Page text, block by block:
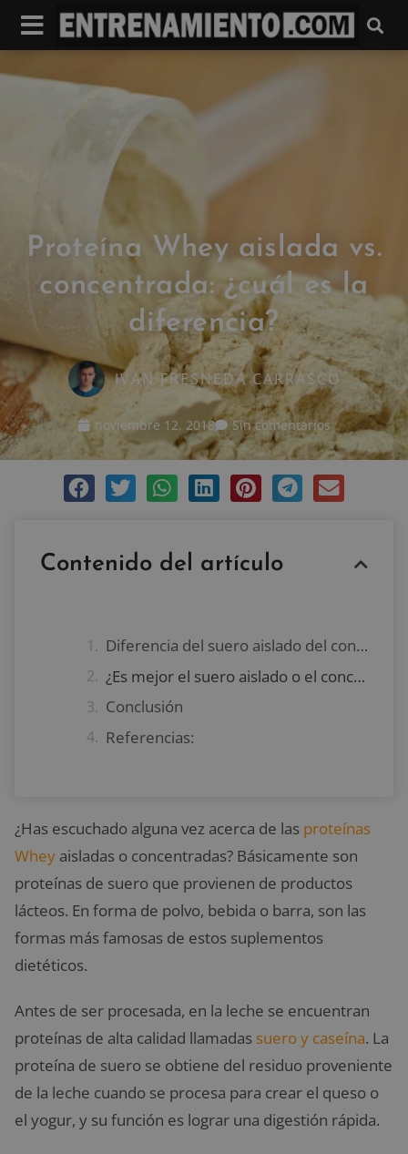
Proteína Whey aislada vs.
concentrada: ¿cuál es la
diferencia?
IVAN FRESNEDA CARRASCO
noviembre 12, 2018 Sin comentarios
Contenido del artículo
Diferencia del suero aislado del concentrado
¿Es mejor el suero aislado o el concentrado?
Conclusión
Referencias:
¿Has escuchado alguna vez acerca de las proteínas
Whey aisladas o concentradas? Básicamente son
proteínas de suero que provienen de productos
lácteos. En forma de polvo, bebida o barra, son las
formas más famosas de estos suplementos
dietéticos.
Antes de ser procesada, en la leche se encuentran
proteínas de alta calidad llamadas suero y caseína. La
proteína de suero se obtiene del residuo proveniente
de la leche cuando se procesa para crear el queso o
el yogur, y su función es lograr una digestión rápida.